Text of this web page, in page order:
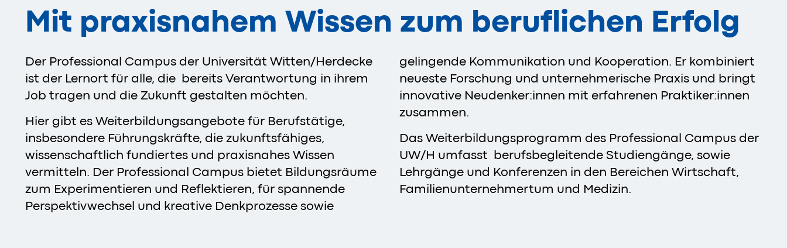
Mit praxisnahem Wissen zum beruflichen Erfolg
Der Professional Campus der Universität Witten/Herdecke
ist der Lernort für alle, die bereits Verantwortung in ihrem
Job tragen und die Zukunft gestalten möchten.
Hier gibt es Weiterbildungsangebote für Berufstätige,
insbesondere Führungskräfte, die zukunftsfähiges,
wissenschaftlich fundiertes und praxisnahes Wissen
vermitteln. Der Professional Campus bietet Bildungsräume
zum Experimentieren und Reflektieren, für spannende
Perspektivwechsel und kreative Denkprozesse sowie
gelingende Kommunikation und Kooperation. Er kombiniert
neueste Forschung und unternehmerische Praxis und bringt
innovative Neudenker:innen mit erfahrenen Praktiker:innen
zusammen.
Das Weiterbildungsprogramm des Professional Campus der
UW/H umfasst berufsbegleitende Studiengänge, sowie
Lehrgänge und Konferenzen in den Bereichen Wirtschaft,
Familienunternehmertum und Medizin.